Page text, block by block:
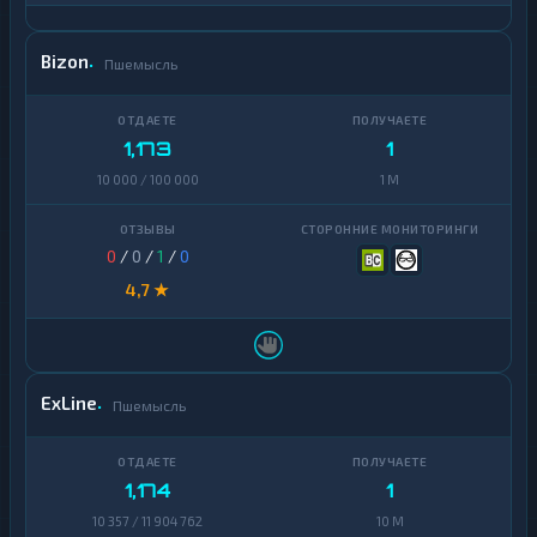
Bizon Пшемысль
1,173
10 000 / 100 000
1
1 M
0 / 0 /1 /0
4,7 ★
ExLine Пшемысль
1,174
10 357 / 11 904 762
1
10 M
PancakeSwap
1
1
Ravencoin1
Shiba